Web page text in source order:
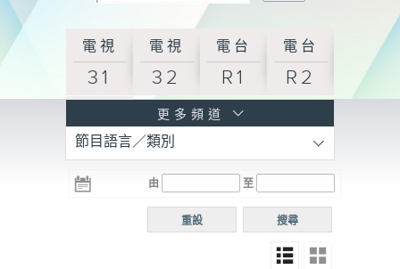
電視
31
電視
32
電台
R1
電台
R2
R3
電台 電台
R5
電台
普通
更多頻道
節目語言／類別
由 至
搜尋
重設